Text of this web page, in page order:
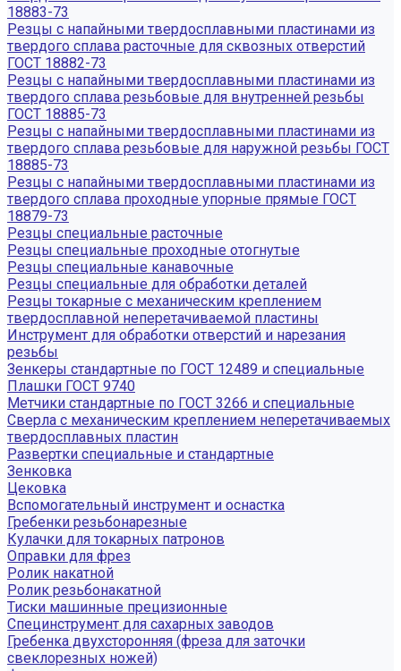
18883-73
Резцы с напайными твердосплавными пластинами из
твердого сплава расточные для сквозных отверстий
ГОСТ 18882-73
Резцы с напайными твердосплавными пластинами из
твердого сплава резьбовые для внутренней резьбы
ГОСТ 18885-73
Резцы с напайными твердосплавными пластинами из
твердого сплава резьбовые для наружной резьбы ГОСТ
18885-73
Резцы с напайными твердосплавными пластинами из
твердого сплава проходные упорные прямые ГОСТ
18879-73
Резцы специальные расточные
Резцы специальные проходные отогнутые
Резцы специальные канавочные
Резцы специальные для обработки деталей
Резцы токарные с механическим креплением
твердосплавной неперетачиваемой пластины
Инструмент для обработки отверстий и нарезания
резьбы
Зенкеры стандартные по ГОСТ 12489 и специальные
Плашки ГОСТ 9740
Метчики стандартные по ГОСТ 3266 и специальные
Сверла с механическим креплением неперетачиваемых
твердосплавных пластин
Развертки специальные и стандартные
Зенковка
Цековка
Вспомогательный инструмент и оснастка
Гребенки резьбонарезные
Кулачки для токарных патронов
Оправки для фрез
Ролик накатной
Ролик резьбонакатной
Тиски машинные прецизионные
Специнструмент для сахарных заводов
Гребенка двухсторонняя (фреза для заточки
свеклорезных ножей)